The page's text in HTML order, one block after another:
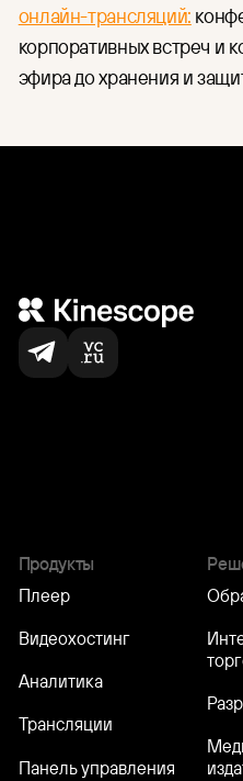
онлайн-трансляций:
корпоративных встреч и
эфира до хранения и
Продукты
Плеер
Видеохостинг
Аналитика
Трансляции
Панель управления